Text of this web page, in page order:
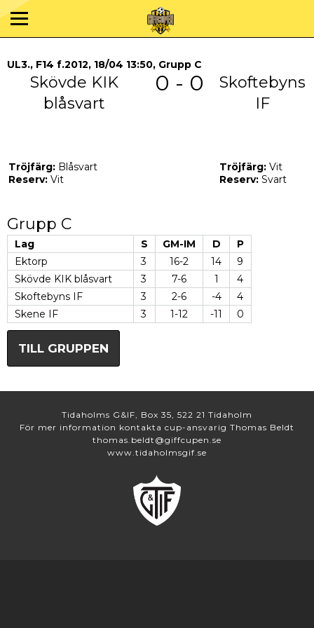
UL3., F14 f.2012, 18/04 13:50, Grupp C
Skövde KIK
blåsvart
0 - 0
Skoftebyns
IF
Tröjfärg: Blåsvart
Reserv: Vit
Tröjfärg: Vit
Reserv: Svart
Grupp C
Lag S GM-IM D
P
Ektorp
3 16-2 14
9
Skövde KIK blåsvart
3 7-6 1
4
Skoftebyns IF
3 2-6 -4
4
Skene IF
3 1-12 -11 0
TILL GRUPPEN
Tidaholms G&IF, Box 35, 522 21 Tidaholm
För mer information kontakta cup-ansvarig Thomas Beldt
thomas.beldt@giffcupen.se
www.tidaholmsgif.se